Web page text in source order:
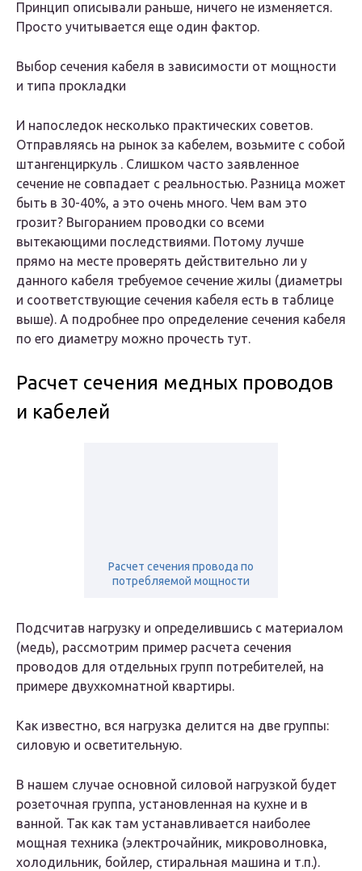
Принцип описывали раньше, ничего не изменяется.
Просто учитывается еще один фактор.
Выбор сечения кабеля в зависимости от мощности
и типа прокладки
И напоследок несколько практических советов.
Отправляясь на рынок за кабелем, возьмите с собой
штангенциркуль . Слишком часто заявленное
сечение не совпадает с реальностью. Разница может
быть в 30-40%, а это очень много. Чем вам это
грозит? Выгоранием проводки со всеми
вытекающими последствиями. Потому лучше
прямо на месте проверять действительно ли у
данного кабеля требуемое сечение жилы (диаметры
и соответствующие сечения кабеля есть в таблице
выше). А подробнее про определение сечения кабеля
по его диаметру можно прочесть тут.
Расчет сечения медных проводов
и кабелей
Расчет сечения провода по
потребляемой мощности
Подсчитав нагрузку и определившись с материалом
(медь), рассмотрим пример расчета сечения
проводов для отдельных групп потребителей, на
примере двухкомнатной квартиры.
Как известно, вся нагрузка делится на две группы:
силовую и осветительную.
В нашем случае основной силовой нагрузкой будет
розеточная группа, установленная на кухне и в
ванной. Так как там устанавливается наиболее
мощная техника (электрочайник, микроволновка,
холодильник, бойлер, стиральная машина и т.п.).